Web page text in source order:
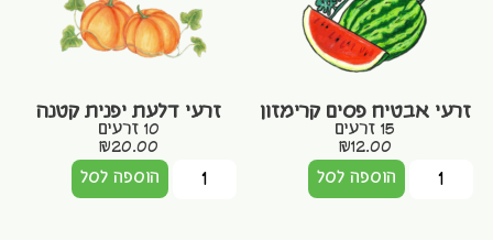
זרעי אבטיח פסים קרימזון
15 זרעים
₪12.00
הוספה לסל
זרעי דלעת יפנית קטנה
10 זרעים
₪20.00
הוספה לסל